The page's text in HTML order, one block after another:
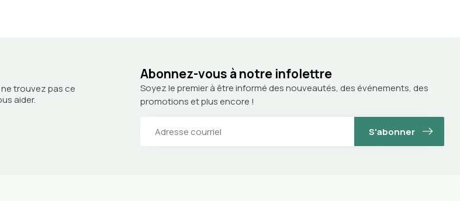
trouvez pas ce
aider.
Abonnez-vous à notre infolettre
Soyez le premier à être informé des nouveautés, des événements, des
promotions et plus encore !
S'abonner